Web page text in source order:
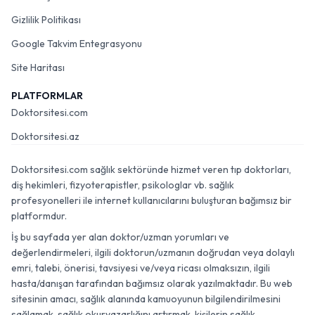
Gizlilik Politikası
Google Takvim Entegrasyonu
Site Haritası
PLATFORMLAR
Doktorsitesi.com
Doktorsitesi.az
Doktorsitesi.com sağlık sektöründe hizmet veren tıp doktorları,
diş hekimleri, fizyoterapistler, psikologlar vb. sağlık
profesyonelleri ile internet kullanıcılarını buluşturan bağımsız bir
platformdur.
İş bu sayfada yer alan doktor/uzman yorumları ve
değerlendirmeleri, ilgili doktorun/uzmanın doğrudan veya dolaylı
emri, talebi, önerisi, tavsiyesi ve/veya ricası olmaksızın, ilgili
hasta/danışan tarafından bağımsız olarak yazılmaktadır. Bu web
sitesinin amacı, sağlık alanında kamuoyunun bilgilendirilmesini